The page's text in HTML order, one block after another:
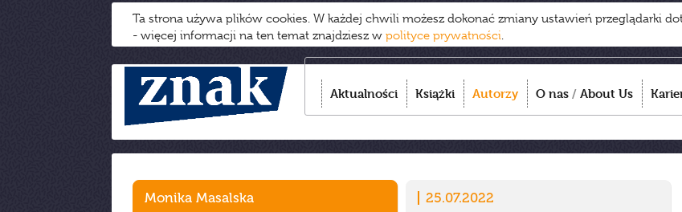
Ta strona używa plików cookies. W każdej chwili możesz dokonać zmiany ustawień przeglądarki
- więcej informacji na ten temat znajdziesz w polityce prywatności.
Aktualności Książki Autorzy O nas / About Us
Monika Masalska 25.07.2022